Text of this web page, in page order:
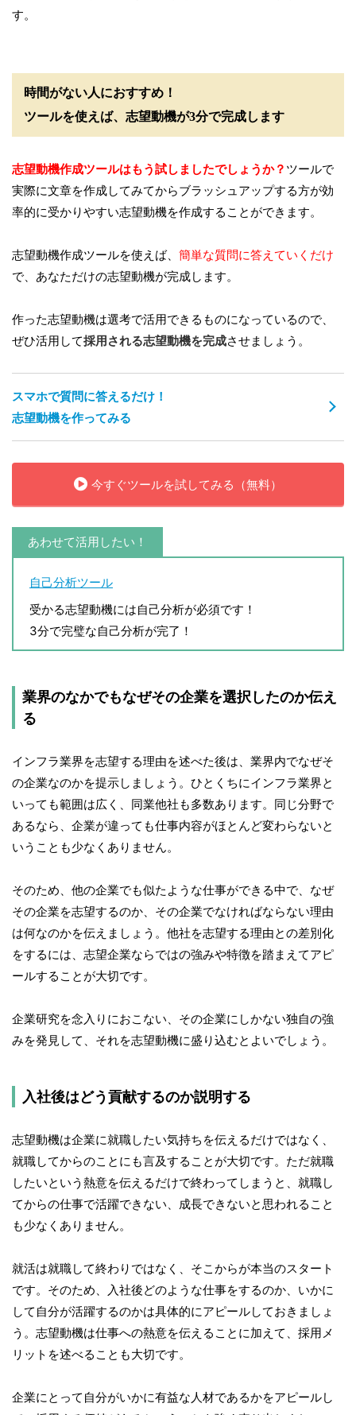
す。
時間がない人におすすめ！
ツールを使えば、志望動機が3分で完成します
志望動機作成ツールはもう試しましたでしょうか？ ツールで
実際に文章を作成してみてからブラッシュアップする方が効
率的に受かりやすい志望動機を作成することができます。
志望動機作成ツールを使えば、 簡単な質問に答えていくだけ
で、あなただけの志望動機が完成します。
作った志望動機は選考で活用できるものになっているので、
ぜひ活用して採用される志望動機を完成させましょう。
スマホで質問に答えるだけ！
志望動機を作ってみる
今すぐツールを試してみる（無料）
あわせて活用したい！
自己分析ツール
受かる志望動機には自己分析が必須です！
3分で完璧な自己分析が完了！
業界のなかでもなぜその企業を選択したのか伝え
る
インフラ業界を志望する理由を述べた後は、業界内でなぜそ
の企業なのかを提示しましょう。ひとくちにインフラ業界と
いっても範囲は広く、同業他社も多数あります。同じ分野で
あるなら、企業が違っても仕事内容がほとんど変わらないと
いうことも少なくありません。
そのため、他の企業でも似たような仕事ができる中で、なぜ
その企業を志望するのか、その企業でなければならない理由
は何なのかを伝えましょう。他社を志望する理由との差別化
をするには、志望企業ならではの強みや特徴を踏まえてアピ
ールすることが大切です。
企業研究を念入りにおこない、その企業にしかない独自の強
みを発見して、それを志望動機に盛り込むとよいでしょう。
入社後はどう貢献するのか説明する
志望動機は企業に就職したい気持ちを伝えるだけではなく、
就職してからのことにも言及することが大切です。ただ就職
したいという熱意を伝えるだけで終わってしまうと、就職し
てからの仕事で活躍できない、成長できないと思われること
も少なくありません。
就活は就職して終わりではなく、そこからが本当のスタート
です。そのため、入社後どのような仕事をするのか、いかに
して自分が活躍するのかは具体的にアピールしておきましょ
う。志望動機は仕事への熱意を伝えることに加えて、採用メ
リットを述べることも大切です。
企業にとって自分がいかに有益な人材であるかをアピールし